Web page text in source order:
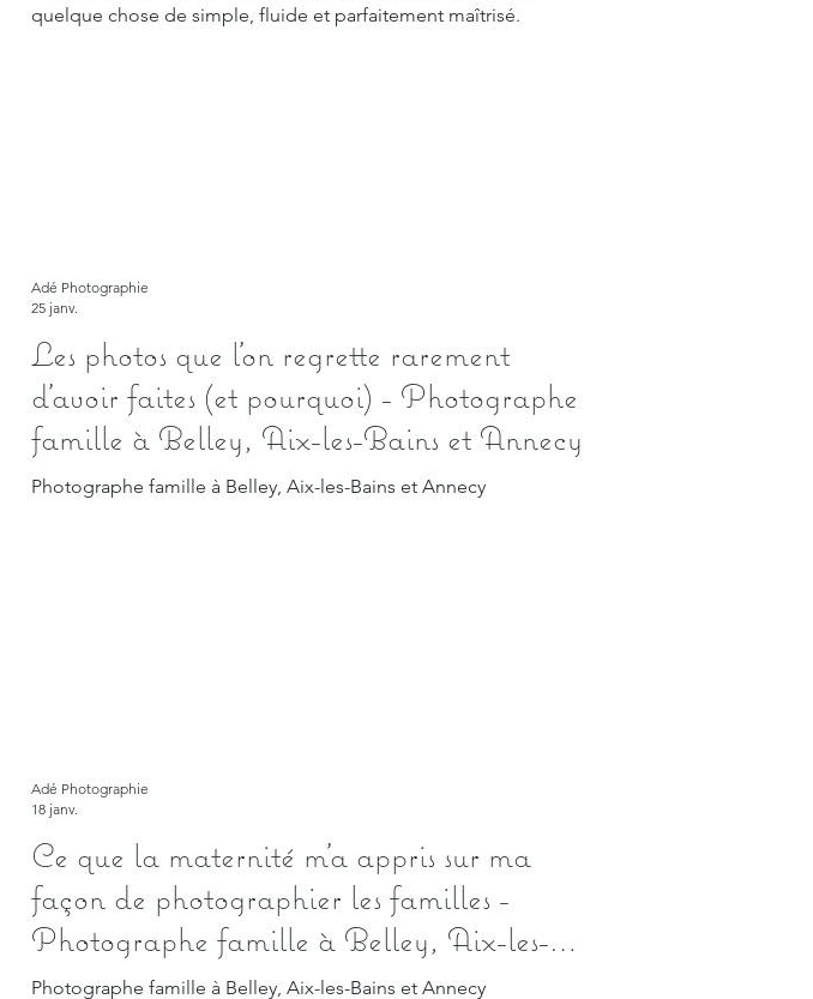
quelque chose de simple, fluide et parfaitement maîtrisé.
Les photos que l’on regrette rarement
d’avoir faites (et pourquoi) - Photographe
famille à Belley, Aix-les-Bains et Annecy
Photographe famille à Belley, Aix-les-Bains et Annecy
Adé Photographie
25 janv.
Ce que la maternité m’a appris sur ma
façon de photographier les familles -
Photographe famille à Belley, Aix-les-
Bains et Annecy
Photographe famille à Belley, Aix-les-Bains et Annecy
Adé Photographie
18 janv.